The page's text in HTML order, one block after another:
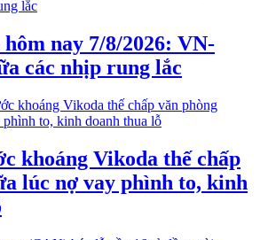
nay 7/8/2026: VN-
các nhịp rung lắc
khoáng Vikoda thế chấp
lúc nợ vay phình to, kinh